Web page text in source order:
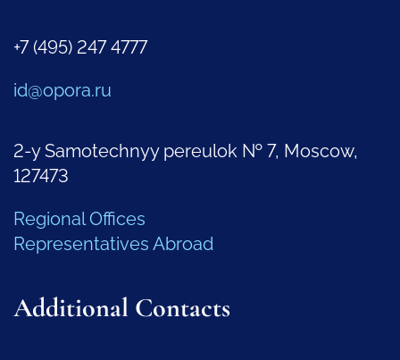
+7 (495) 247 4777
id@opora.ru
2-y Samotechnyy pereulok № 7, Moscow,
127473
Regional Offices
Representatives Abroad
Additional Contacts